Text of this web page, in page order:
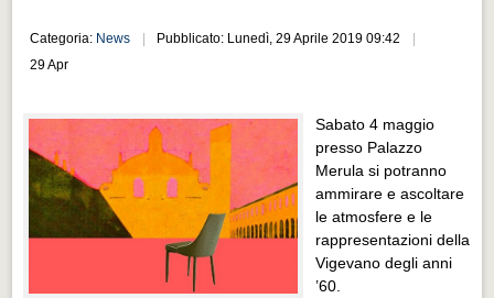
Progetti Aperti
Progetti Realizzati
Progetti Realizzati
EVENTI
EVENTI
Categoria: News
Pubblicato: Lunedì, 29 Aprile 2019 09:42
29 Apr
Sabato 4 maggio
presso Palazzo
Merula si potranno
ammirare e ascoltare
le atmosfere e le
rappresentazioni della
Vigevano degli anni
’60.